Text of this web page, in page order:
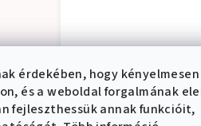
érdekében, hogy kényelmesen
és a weboldal forgalmának
fejleszthessük annak funkcióit,
Fedezd fel
harmonizál
játékos